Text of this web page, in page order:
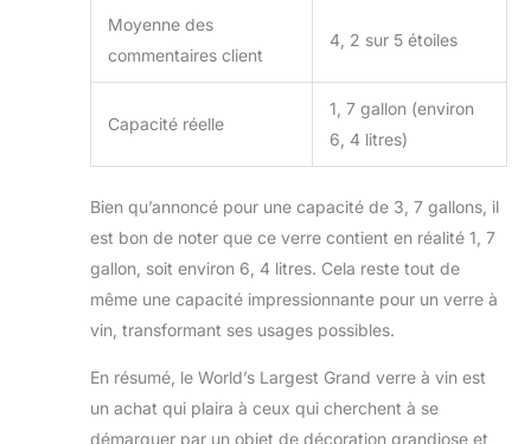
Moyenne des
commentaires client
4, 2 sur 5 étoiles
Capacité réelle
1, 7 gallon (environ
6, 4 litres)
Bien qu’annoncé pour une capacité de 3, 7 gallons, il
est bon de noter que ce verre contient en réalité 1, 7
gallon, soit environ 6, 4 litres. Cela reste tout de
même une capacité impressionnante pour un verre à
vin, transformant ses usages possibles.
En résumé, le World’s Largest Grand verre à vin est
un achat qui plaira à ceux qui cherchent à se
démarquer par un objet de décoration grandiose et